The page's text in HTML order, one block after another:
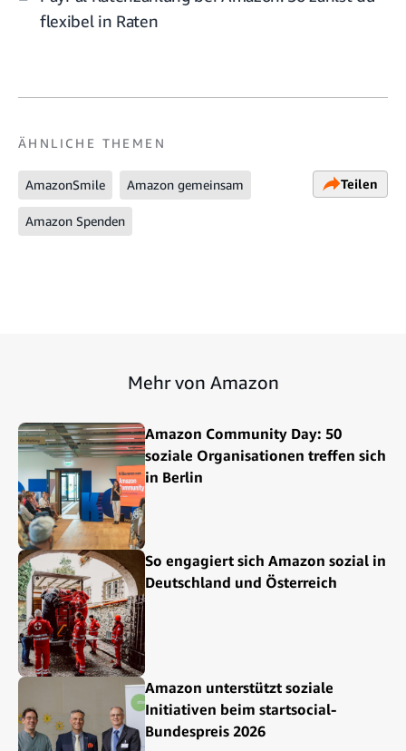
flexibel in Raten
ÄHNLICHE THEMEN
AmazonSmile Amazon gemeinsam
Amazon Spenden
Teilen
Mehr von Amazon
Amazon Community Day: 50
soziale Organisationen treffen sich
in Berlin
So engagiert sich Amazon sozial in
Deutschland und Österreich
Amazon unterstützt soziale
Initiativen beim startsocial-
Bundespreis 2026